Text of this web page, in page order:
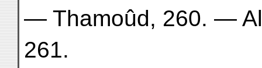
— Thamoûd, 260. —
261.